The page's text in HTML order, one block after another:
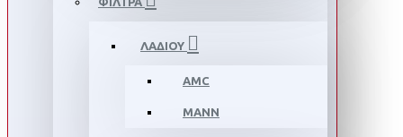
ΛΑΔΙΟΥ
AMC
MANN